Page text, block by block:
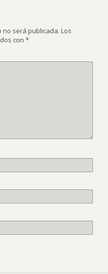
no será publicada. Los
con *